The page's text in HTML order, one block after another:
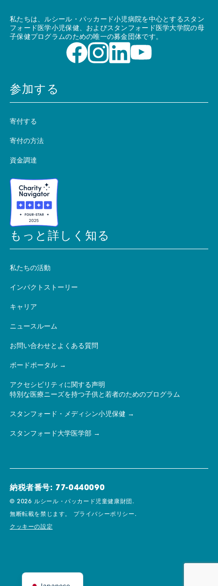
私たちは、ルシール・パッカード小児病院を中心とするスタン
フォード医学小児保健、およびスタンフォード医学大学院の母
子保健プログラムのための唯一の募金団体です。
参加する
寄付する
寄付の方法
資金調達
もっと詳しく知る
私たちの活動
インパクトストーリー
キャリア
ニュースルーム
お問い合わせとよくある質問
ボードポータル
アクセシビリティに関する声明
特別な医療ニーズを持つ子供と若者のためのプログラム
スタンフォード・メディシン小児保健
スタンフォード大学医学部
納税者番号: 77-0440090
© 2026 ルシール・パッカード児童健康財団.
無断転載を禁じます。 プライバシーポリシー.
クッキーの設定